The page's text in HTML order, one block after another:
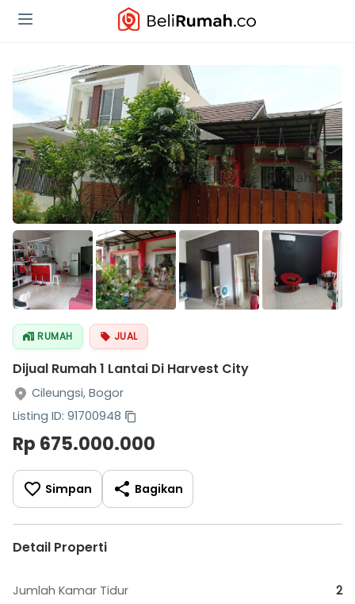
RUMAH JUAL
Dijual Rumah 1 Lantai Di Harvest City
Cileungsi, Bogor
Listing ID: 91700948
Rp 675.000.000
Simpan Bagikan
Detail Properti
Jumlah Kamar Tidur 2